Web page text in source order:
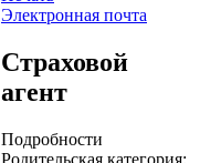
Электронная почта
Страховой
агент
Подробности